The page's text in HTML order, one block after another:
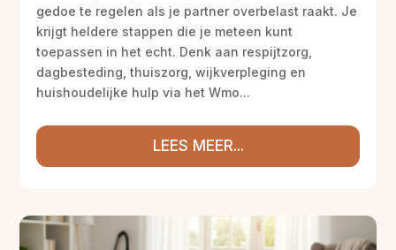
gedoe te regelen als je partner overbelast raakt. Je
krijgt heldere stappen die je meteen kunt
toepassen in het echt. Denk aan respijtzorg,
dagbesteding, thuiszorg, wijkverpleging en
huishoudelijke hulp via het Wmo...
LEES MEER...